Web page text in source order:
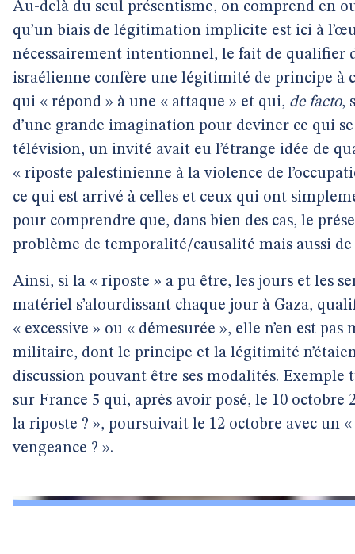
Au-delà du seul présentisme, on comprend en
qu’un biais de légitimation implicite est ici à
nécessairement intentionnel, le fait de qualifier
israélienne confère une légitimité de principe à
qui « répond » à une « attaque » et qui, de facto,
d’une grande imagination pour deviner ce qui
télévision, un invité avait eu l’étrange idée de
« riposte palestinienne à la violence de
ce qui est arrivé à celles et ceux qui ont
pour comprendre que, dans bien des cas, le
problème de temporalité/causalité mais aussi
Ainsi, si la « riposte » a pu être, les jours et les
matériel s’alourdissant chaque jour à Gaza,
« excessive » ou « démesurée », elle n’en est
militaire, dont le principe et la légitimité
discussion pouvant être ses modalités. Exemple
sur France 5 qui, après avoir posé, le 10 octobre
la riposte ? », poursuivait le 12 octobre avec un
vengeance ? ».